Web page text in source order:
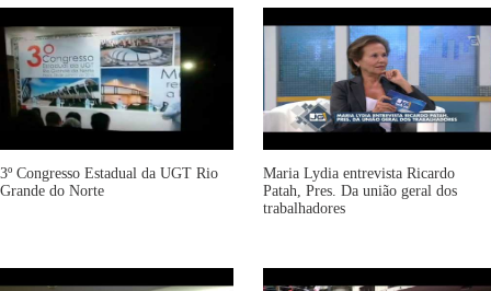
3º Congresso Estadual da UGT Rio
Grande do Norte
Maria Lydia entrevista Ricardo
Patah, Pres. Da união geral dos
trabalhadores